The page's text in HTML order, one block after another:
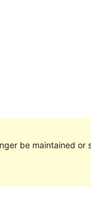
be maintained or